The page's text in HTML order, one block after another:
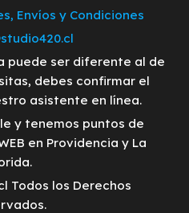
Envíos y Condiciones
puede ser diferente al de
debes confirmar el
asistente en línea.
y tenemos puntos de
en Providencia y La
Todos los Derechos